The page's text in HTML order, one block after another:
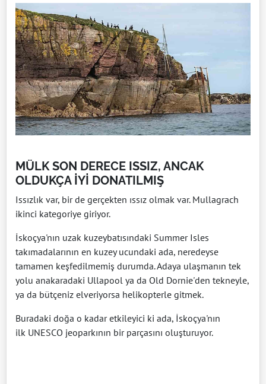
MÜLK SON DERECE ISSIZ, ANCAK
OLDUKÇA İYİ DONATILMIŞ
Issızlık var, bir de gerçekten ıssız olmak var. Mullagrach
ikinci kategoriye giriyor.
İskoçya'nın uzak kuzeybatısındaki Summer Isles
takımadalarının en kuzey ucundaki ada, neredeyse
tamamen keşfedilmemiş durumda. Adaya ulaşmanın tek
yolu anakaradaki Ullapool ya da Old Dornie'den tekneyle,
ya da bütçeniz elveriyorsa helikopterle gitmek.
Buradaki doğa o kadar etkileyici ki ada, İskoçya'nın
ilk UNESCO jeoparkının bir parçasını oluşturuyor.